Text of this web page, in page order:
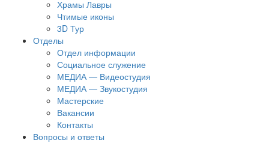
Храмы Лавры
Чтимые иконы
3D Тур
Отделы
Отдел информации
Социальное служение
МЕДИА — Видеостудия
МЕДИА — Звукостудия
Мастерские
Вакансии
Контакты
Вопросы и ответы